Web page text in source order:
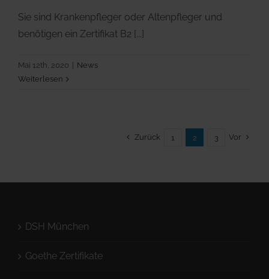
Sie sind Krankenpfleger oder Altenpfleger und
benötigen ein Zertifikat B2 [...]
Mai 12th, 2020
News
Weiterlesen
Zurück 1 2 3 Vor
DSH München
Goethe Zertifikate